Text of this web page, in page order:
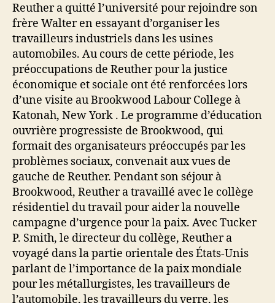
Reuther a quitté l’université pour rejoindre son
frère Walter en essayant d’organiser les
travailleurs industriels dans les usines
automobiles. Au cours de cette période, les
préoccupations de Reuther pour la justice
économique et sociale ont été renforcées lors
d’une visite au Brookwood Labour College à
Katonah, New York . Le programme d’éducation
ouvrière progressiste de Brookwood, qui
formait des organisateurs préoccupés par les
problèmes sociaux, convenait aux vues de
gauche de Reuther. Pendant son séjour à
Brookwood, Reuther a travaillé avec le collège
résidentiel du travail pour aider la nouvelle
campagne d’urgence pour la paix. Avec Tucker
P. Smith, le directeur du collège, Reuther a
voyagé dans la partie orientale des États-Unis
parlant de l’importance de la paix mondiale
pour les métallurgistes, les travailleurs de
l’automobile, les travailleurs du verre, les